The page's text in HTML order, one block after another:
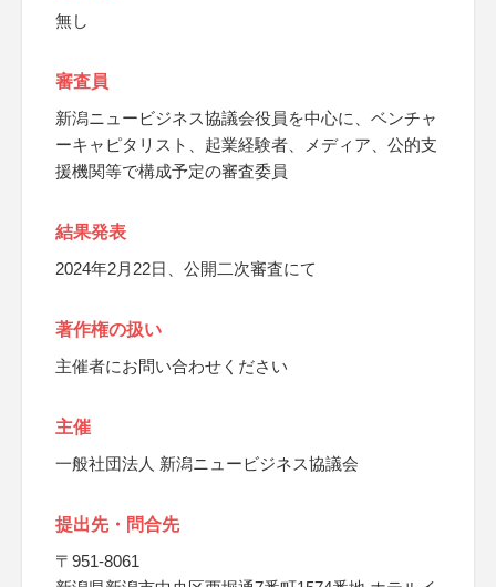
無し
審査員
新潟ニュービジネス協議会役員を中心に、ベンチャ
ーキャピタリスト、起業経験者、メディア、公的支
援機関等で構成予定の審査委員
結果発表
2024年2月22日、公開二次審査にて
著作権の扱い
主催者にお問い合わせください
主催
一般社団法人 新潟ニュービジネス協議会
提出先・問合先
〒951-8061